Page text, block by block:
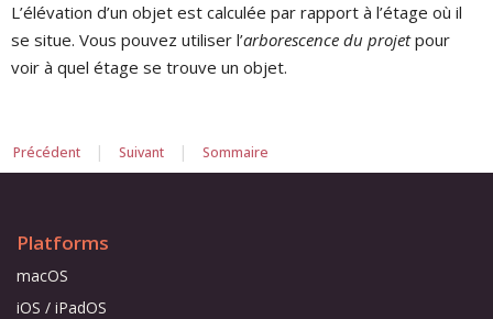
L’élévation d’un objet est calculée par rapport à l’étage où il
se situe. Vous pouvez utiliser l’arborescence du projetpour
voir à quel étage se trouve un objet.
Précédent | Suivant | Sommaire
Platforms
macOS
iOS / iPadOS